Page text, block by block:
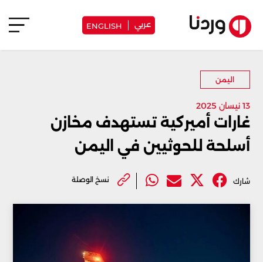
عربي ENGLISH
اليمن
13 نيسان 2025
غارات أميركية تستهدف مخازن
أسلحة للحوثيين في اليمن
شارك نسخ الوصلة